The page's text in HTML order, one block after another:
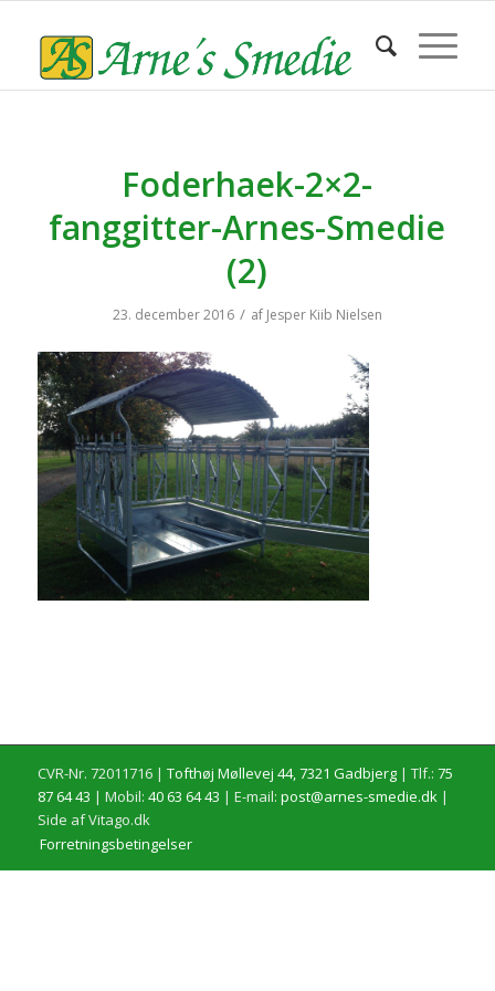
Foderhaek-2×2-
fanggitter-Arnes-Smedie
(2)
23. december 2016 / af Jesper Kiib Nielsen
CVR-Nr. 72011716 | Tofthøj Møllevej 44, 7321 Gadbjerg| Tlf.: 75
87 64 43 | Mobil: 40 63 64 43 | E-mail: post@arnes-smedie.dk|
Side af Vitago.dk
Forretningsbetingelser